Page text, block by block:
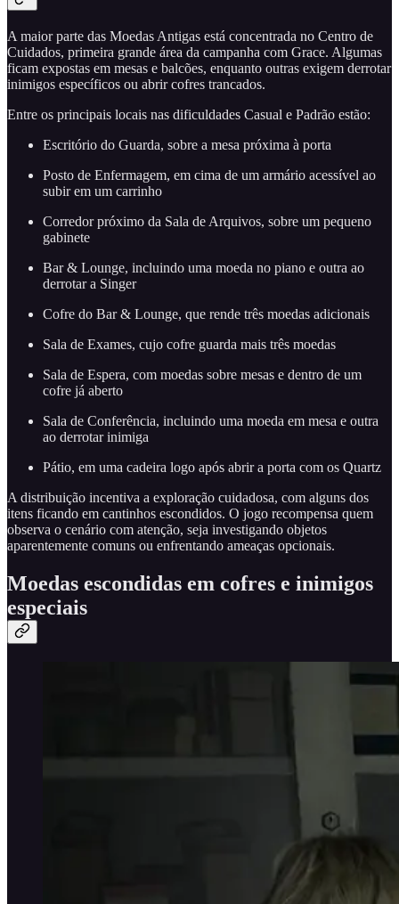
A maior parte das Moedas Antigas está concentrada no Centro de
Cuidados, primeira grande área da campanha com Grace. Algumas
ficam expostas em mesas e balcões, enquanto outras exigem derrotar
inimigos específicos ou abrir cofres trancados.
Entre os principais locais nas dificuldades Casual e Padrão estão:
Escritório do Guarda, sobre a mesa próxima à porta
Posto de Enfermagem, em cima de um armário acessível ao
subir em um carrinho
Corredor próximo da Sala de Arquivos, sobre um pequeno
gabinete
Bar & Lounge, incluindo uma moeda no piano e outra ao
derrotar a Singer
Cofre do Bar & Lounge, que rende três moedas adicionais
Sala de Exames, cujo cofre guarda mais três moedas
Sala de Espera, com moedas sobre mesas e dentro de um
cofre já aberto
Sala de Conferência, incluindo uma moeda em mesa e outra
ao derrotar inimiga
Pátio, em uma cadeira logo após abrir a porta com os Quartz
A distribuição incentiva a exploração cuidadosa, com alguns dos
itens ficando em cantinhos escondidos. O jogo recompensa quem
observa o cenário com atenção, seja investigando objetos
aparentemente comuns ou enfrentando ameaças opcionais.
Moedas escondidas em cofres e inimigos
especiais